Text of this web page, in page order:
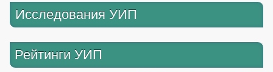
Исследования УИП
Рейтинги УИП